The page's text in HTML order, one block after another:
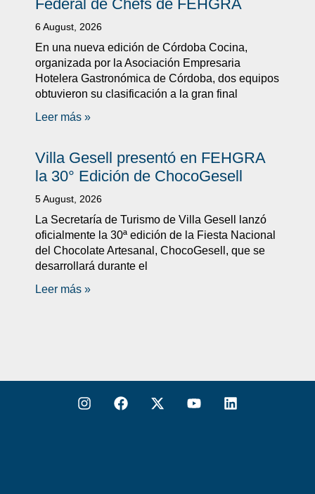
Federal de Chefs de FEHGRA
6 August, 2026
En una nueva edición de Córdoba Cocina,
organizada por la Asociación Empresaria
Hotelera Gastronómica de Córdoba, dos equipos
obtuvieron su clasificación a la gran final
Leer más »
Villa Gesell presentó en FEHGRA
la 30° Edición de ChocoGesell
5 August, 2026
La Secretaría de Turismo de Villa Gesell lanzó
oficialmente la 30ª edición de la Fiesta Nacional
del Chocolate Artesanal, ChocoGesell, que se
desarrollará durante el
Leer más »